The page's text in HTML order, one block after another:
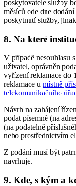
poskytovatele služby
měsíců ode dne
poskytnutí služby,
8. Na které
V případě nesouhlasu
uživatel, oprávněn
vyřízení reklamace do
reklamace u místně
telekomunikačního
Návrh na zahájení
podat písemně (na
(na podatelně
nebo prostřednictvím
Z podání musí být
navrhuje.
9. Kde, s kým a